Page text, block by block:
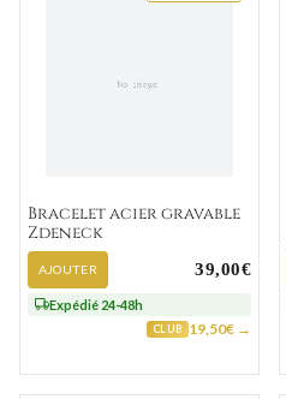
Bracelet acier gravable
Zdeneck
AJOUTER 39,00€
Expédié 24-48h
CLUB 19,50€ →